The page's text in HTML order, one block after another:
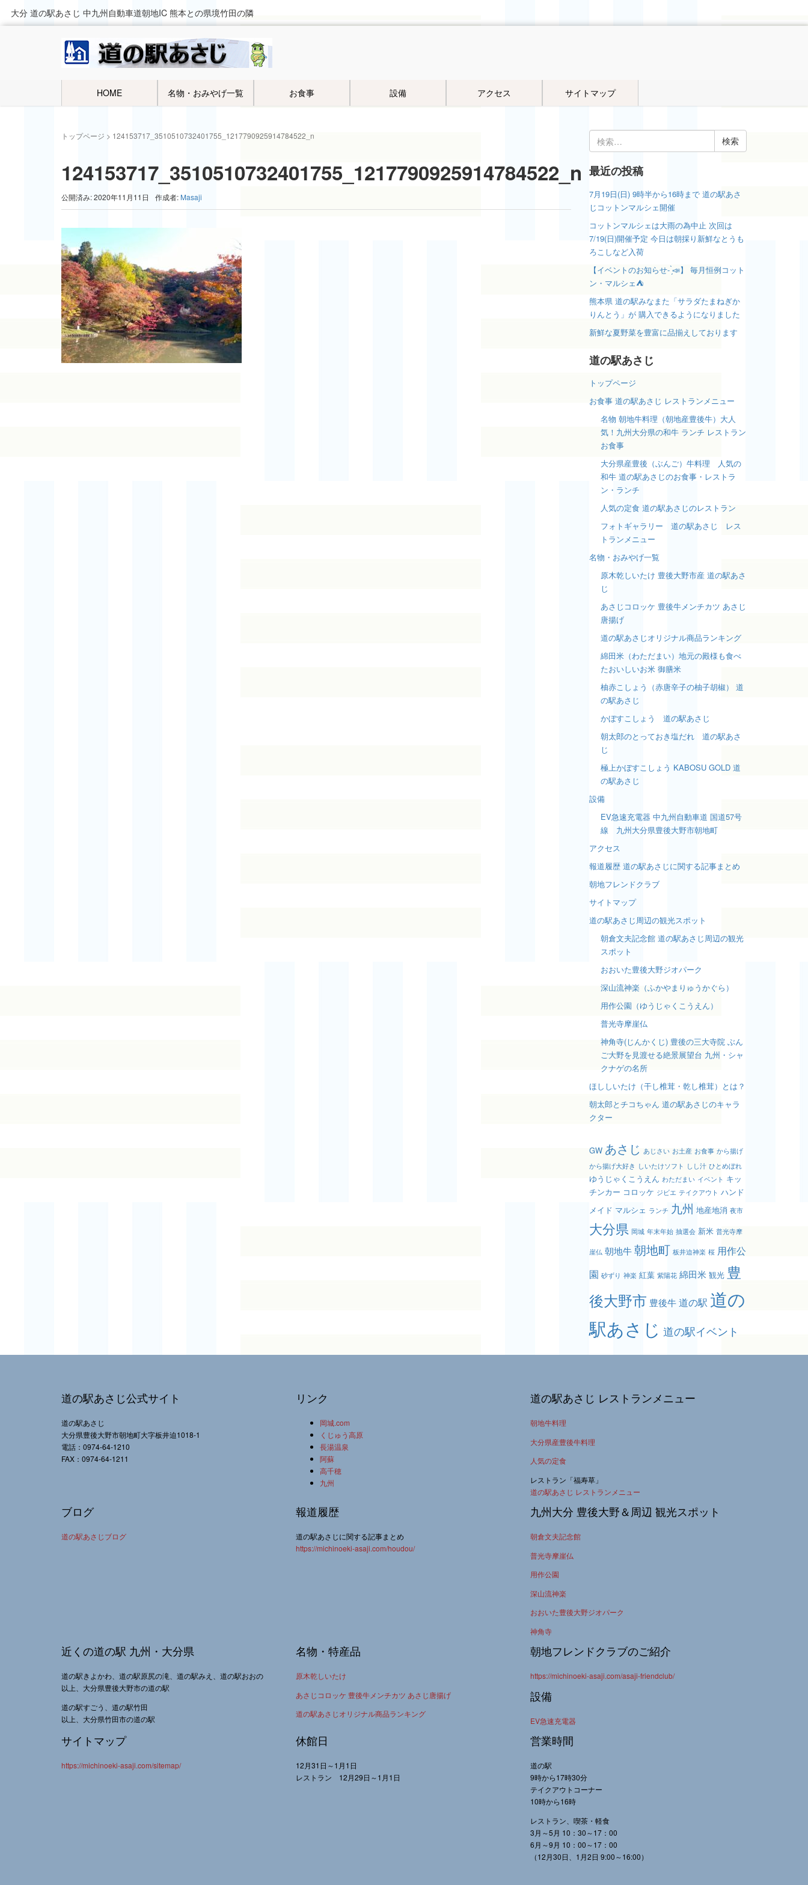
大分 道の駅あさじ 中九州自動車道朝地IC 熊本との県境竹田の隣
HOME 名物・おみやげ一覧 お食事 設備 アクセス サイトマップ
トップページ > 124153717_3510510732401755_1217790925914784522_n
124153717_3510510732401755_1217790925914784522_n
公開済み: 2020年11月11日 作成者: Masaji
検
索:
最近の投稿
7月19日(日) 9時半から16時まで 道の駅あさ
じコットンマルシェ開催
コットンマルシェは大雨の為中止 次回は
7/19(日)開催予定 今日は朝採り新鮮なとうも
ろこしなど入荷
【イベントのお知らせ- ̗̀📣】 毎月恒例コット
ン・マルシェ⛺️
熊本県 道の駅みなまた「サラダたまねぎか
りんとう」が 購入できるようになりました
新鮮な夏野菜を豊富に品揃えしております
道の駅あさじ
トップページ
お食事 道の駅あさじ レストランメニュー
名物 朝地牛料理（朝地産豊後牛）大人
気！九州大分県の和牛 ランチ レストラン
お食事
大分県産豊後（ぶんご）牛料理 人気の
和牛 道の駅あさじのお食事・レストラ
ン・ランチ
人気の定食 道の駅あさじのレストラン
フォトギャラリー 道の駅あさじ レス
トランメニュー
名物・おみやげ一覧
原木乾しいたけ 豊後大野市産 道の駅あさ
じ
あさじコロッケ 豊後牛メンチカツ あさじ
唐揚げ
道の駅あさじオリジナル商品ランキング
綿田米（わただまい）地元の殿様も食べ
たおいしいお米 御膳米
柚赤こしょう（赤唐辛子の柚子胡椒） 道
の駅あさじ
かぼすこしょう 道の駅あさじ
朝太郎のとっておき塩だれ 道の駅あさ
じ
極上かぼすこしょう KABOSU GOLD 道
の駅あさじ
設備
EV急速充電器 中九州自動車道 国道57号
線 九州大分県豊後大野市朝地町
アクセス
報道履歴 道の駅あさじに関する記事まとめ
朝地フレンドクラブ
サイトマップ
道の駅あさじ周辺の観光スポット
朝倉文夫記念館 道の駅あさじ周辺の観光
スポット
おおいた豊後大野ジオパーク
深山流神楽（ふかやまりゅうかぐら）
用作公園（ゆうじゃくこうえん）
普光寺摩崖仏
神角寺(じんかくじ) 豊後の三大寺院 ぶん
ご大野を見渡せる絶景展望台 九州・シャ
クナゲの名所
ほししいたけ（干し椎茸・乾し椎茸）とは？
朝太郎とチコちゃん 道の駅あさじのキャラ
クター
GW あさじ あじさい お土産 お食事 から揚げ
から揚げ大好き しいたけソフト しし汁 ひとめぼれ
ゆうじゃくこうえん わただまい イベント キッ
チンカー コロッケ ジビエ テイクアウト ハンド
メイド マルシェ ランチ 九州 地産地消 夜市
大分県 岡城 年末年始 抽選会 新米 普光寺摩
崖仏 朝地牛 朝地町 板井迫神楽 桜 用作公
園 砂ずり 神楽 紅葉 紫陽花 綿田米 観光 豊
後大野市 豊後牛 道の駅 道の
駅あさじ 道の駅イベント
道の駅あさじ公式サイト
道の駅あさじ
大分県豊後大野市朝地町大字板井迫1018-1
電話：0974-64-1210
FAX：0974-64-1211
リンク
岡城.com
くじゅう高原
長湯温泉
阿蘇
高千穂
九州
道の駅あさじ レストランメニュー
朝地牛料理
大分県産豊後牛料理
人気の定食
レストラン「福寿草」
道の駅あさじ レストランメニュー
ブログ
道の駅あさじブログ
報道履歴
道の駅あさじに関する記事まとめ
https://michinoeki-asaji.com/houdou/
九州大分 豊後大野＆周辺 観光スポット
朝倉文夫記念館
普光寺摩崖仏
用作公園
深山流神楽
おおいた豊後大野ジオパーク
神角寺
近くの道の駅 九州・大分県
道の駅きよかわ、道の駅原尻の滝、道の駅みえ、道の駅おおの
以上、大分県豊後大野市の道の駅
道の駅すごう、道の駅竹田
以上、大分県竹田市の道の駅
名物・特産品
原木乾しいたけ
あさじコロッケ 豊後牛メンチカツ あさじ唐揚げ
道の駅あさじオリジナル商品ランキング
朝地フレンドクラブのご紹介
https://michinoeki-asaji.com/asaji-friendclub/
設備
EV急速充電器
サイトマップ
https://michinoeki-asaji.com/sitemap/
休館日
12月31日～1月1日
レストラン 12月29日～1月1日
営業時間
道の駅
9時から17時30分
テイクアウトコーナー
10時から16時
レストラン、喫茶・軽食
3月～5月 10：30～17：00
6月～9月 10：00～17：00
（12月30日、1月2日 9:00～16:00）